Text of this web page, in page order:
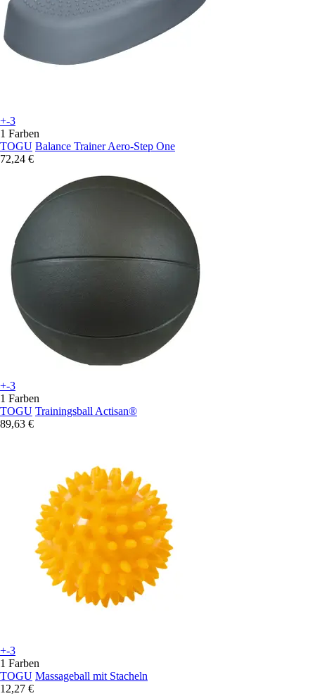
+-3
1 Farben
TOGU Balance Trainer Aero-Step One
72,24 €
+-3
1 Farben
TOGU Trainingsball Actisan®
89,63 €
+-3
1 Farben
TOGU Massageball mit Stacheln
12,27 €